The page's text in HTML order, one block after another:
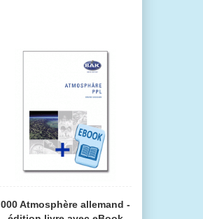
000 Atmosphère allemand -